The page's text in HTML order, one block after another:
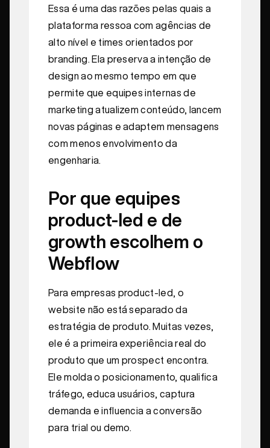
Essa é uma das razões pelas quais a
plataforma ressoa com agências de
alto nível e times orientados por
branding. Ela preserva a intenção de
design ao mesmo tempo em que
permite que equipes internas de
marketing atualizem conteúdo, lancem
novas páginas e adaptem mensagens
com menos envolvimento da
engenharia.
Por que equipes
product-led e de
growth escolhem o
Webflow
Para empresas product-led, o
website não está separado da
estratégia de produto. Muitas vezes,
ele é a primeira experiência real do
produto que um prospect encontra.
Ele molda o posicionamento, qualifica
tráfego, educa usuários, captura
demanda e influencia a conversão
para trial ou demo.